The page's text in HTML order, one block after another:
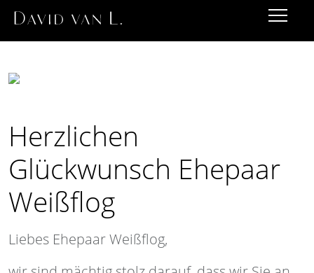
Herzlichen
Glückwunsch Ehepaar
Weißflog
Liebes Ehepaar Weißflog,